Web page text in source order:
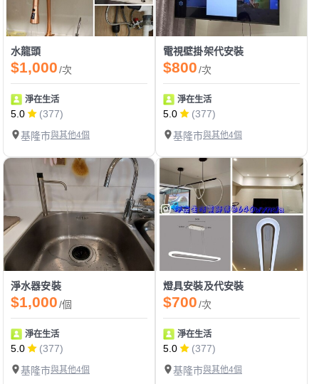
水龍頭
$1,000/次
淨在生活
5.0
(377)
基隆市與其他4個
電視壁掛架代安裝
$800/次
淨在生活
5.0
(377)
基隆市與其他4個
淨水器安裝
$1,000/個
淨在生活
5.0
(377)
基隆市與其他4個
燈具安裝及代安裝
$700/次
淨在生活
5.0
(377)
基隆市與其他4個